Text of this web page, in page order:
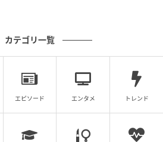
絵本講師 平松あざれ（@azalea.violet_ehon）
けにとられた方も多いのではな
カテゴリ一覧
エピソード エンタメ トレンド